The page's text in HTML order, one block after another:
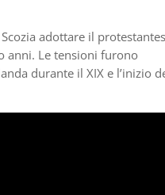
adottare il
anni. Le tensioni furono
durante il XIX e l’inizio